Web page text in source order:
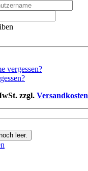
vergessen?
zzgl. Versandkosten
leer.